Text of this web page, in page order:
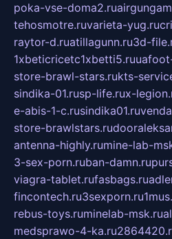
poka-vse-doma2.ru
tehosmotre.ruvarieta-yug.ru
raytor-d.ruatillagunn.ru3d-
1xbeticricetc1xbetti5.ru
store-brawl-stars.rukts-
sindika-01.rusp-life.rux-
e-abis-1-c.rusindika01.ru
store-brawlstars.ru
antenna-highly.rumine-lab-
3-sex-porn.ruban-damn.ru
viagra-tablet.rufasbags.ru
fincontech.ru3sexporn.ru
rebus-toys.ruminelab-msk.ru
medsprawo-4-ka.ru